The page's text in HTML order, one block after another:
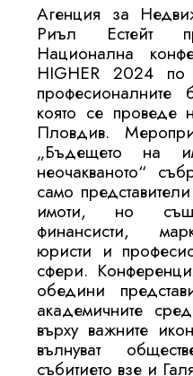
Агенция за
Риъл Естейт
Национална
HIGHER 2024 по
която се проведе
Пловдив.
„Бъдещето на
неочакваното“
само
имоти, но
финансисти,
юристи и
сфери.
обедини
академичните
върху важните
вълнуват
събитието взе и